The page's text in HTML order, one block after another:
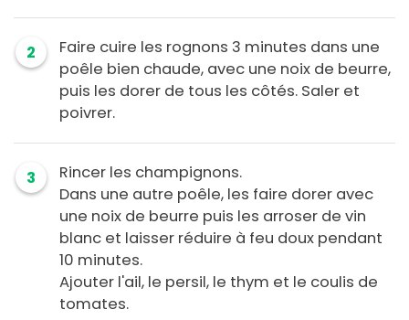
2
Faire cuire les rognons 3 minutes dans une
poêle bien chaude, avec une noix de beurre,
puis les dorer de tous les côtés. Saler et
poivrer.
3
Rincer les champignons.
Dans une autre poêle, les faire dorer avec
une noix de beurre puis les arroser de vin
blanc et laisser réduire à feu doux pendant
10 minutes.
Ajouter l'ail, le persil, le thym et le coulis de
tomates.